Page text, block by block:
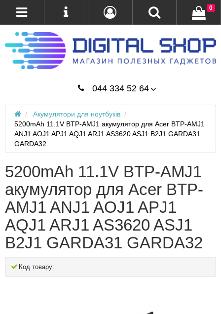
044 334 52 64
0
Акумулятори для ноутбуків
5200mAh 11.1V BTP-AMJ1 акумулятор для Acer BTP-AMJ1
ANJ1 AOJ1 APJ1 AQJ1 ARJ1 AS3620 ASJ1 B2J1 GARDA31
GARDA32
5200mAh 11.1V BTP-AMJ1
акумулятор для Acer BTP-
AMJ1 ANJ1 AOJ1 APJ1
AQJ1 ARJ1 AS3620 ASJ1
B2J1 GARDA31 GARDA32
Код товару: